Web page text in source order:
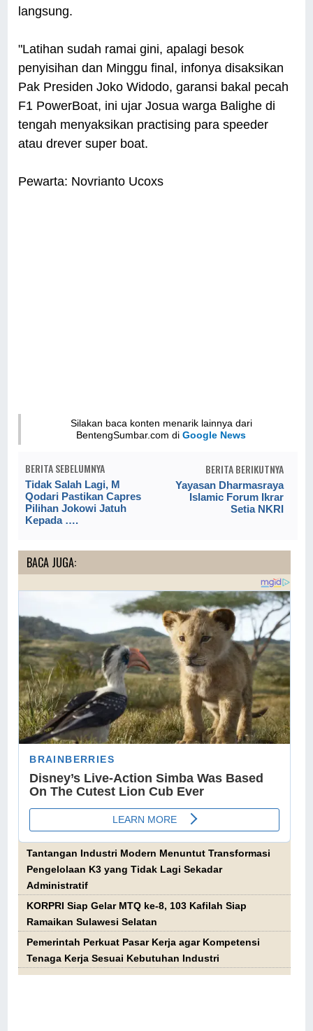
langsung.
"Latihan sudah ramai gini, apalagi besok
penyisihan dan Minggu final, infonya disaksikan
Pak Presiden Joko Widodo, garansi bakal pecah
F1 PowerBoat, ini ujar Josua warga Balighe di
tengah menyaksikan practising para speeder
atau drever super boat.
Pewarta: Novrianto Ucoxs
Silakan baca konten menarik lainnya dari
BentengSumbar.com diGoogle News
BERITA SEBELUMNYA
Tidak Salah Lagi, M
Qodari Pastikan Capres
Pilihan Jokowi Jatuh
Kepada ….
BERITA BERIKUTNYA
Yayasan Dharmasraya
Islamic Forum Ikrar
Setia NKRI
BACA JUGA:
Tantangan Industri Modern Menuntut Transformasi
Pengelolaan K3 yang Tidak Lagi Sekadar
Administratif
KORPRI Siap Gelar MTQ ke-8, 103 Kafilah Siap
Ramaikan Sulawesi Selatan
Pemerintah Perkuat Pasar Kerja agar Kompetensi
Tenaga Kerja Sesuai Kebutuhan Industri